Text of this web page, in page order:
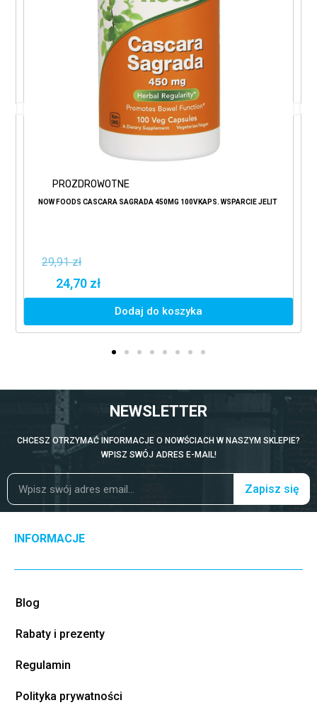
PROZDROWOTNE
NOW FOODS CASCARA SAGRADA 450MG 100VKAPS. WSPARCIE JELIT
29,91 zł
24,70 zł
Dodaj do koszyka
NEWSLETTER
CHCESZ OTRZYMAĆ INFORMACJE O NOWŚCIACH W NASZYM SKLEPIE?
WPISZ SWÓJ ADRES E-MAIL!
Zapisz się
INFORMACJE
Blog
Rabaty i prezenty
Regulamin
Polityka prywatności